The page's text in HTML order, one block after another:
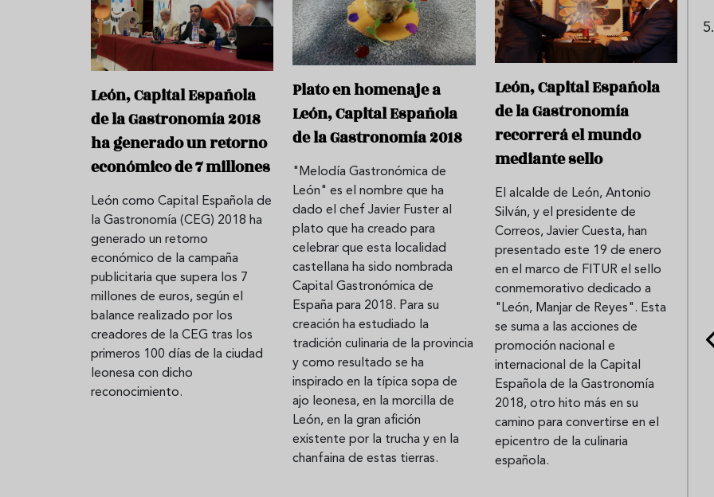
León, Capital Española
de la Gastronomía 2018
ha generado un retorno
económico de 7 millones
León como Capital Española de
la Gastronomía (CEG) 2018 ha
generado un retorno
económico de la campaña
publicitaria que supera los 7
millones de euros, según el
balance realizado por los
creadores de la CEG tras los
primeros 100 días de la ciudad
leonesa con dicho
reconocimiento.
Plato en homenaje a
León, Capital Española
de la Gastronomía 2018
"Melodía Gastronómica de
León" es el nombre que ha
dado el chef Javier Fuster al
plato que ha creado para
celebrar que esta localidad
castellana ha sido nombrada
Capital Gastronómica de
España para 2018. Para su
creación ha estudiado la
tradición culinaria de la provincia
y como resultado se ha
inspirado en la típica sopa de
ajo leonesa, en la morcilla de
León, en la gran afición
existente por la trucha y en la
chanfaina de estas tierras.
León, Capital Española
de la Gastronomía
recorrerá el mundo
mediante sello
El alcalde de León, Antonio
Silván, y el presidente de
Correos, Javier Cuesta, han
presentado este 19 de enero
en el marco de FITUR el sello
conmemorativo dedicado a
"León, Manjar de Reyes". Esta
se suma a las acciones de
promoción nacional e
internacional de la Capital
Española de la Gastronomía
2018, otro hito más en su
camino para convertirse en el
epicentro de la culinaria
española.